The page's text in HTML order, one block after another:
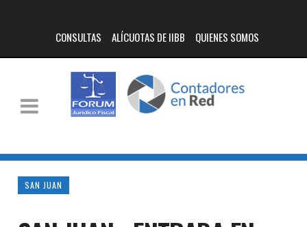
CONSULTAS ALÍCUOTAS DE IIBB QUIENES SOMOS
SAN JUAN